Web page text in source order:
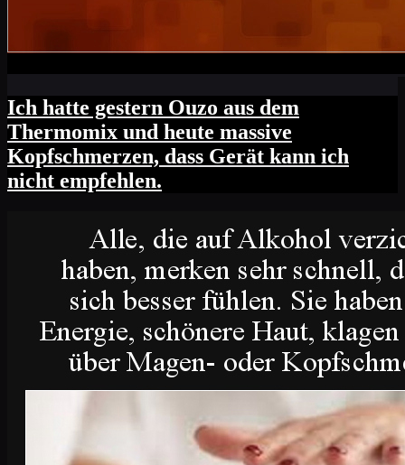
Ich hatte gestern Ouzo aus dem
Thermomix und heute massive
Kopfschmerzen, dass Gerät kann ich
nicht empfehlen.